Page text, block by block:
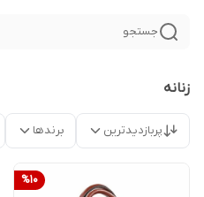
جستجو
زنانه
پربازدیدترین برندها
%10